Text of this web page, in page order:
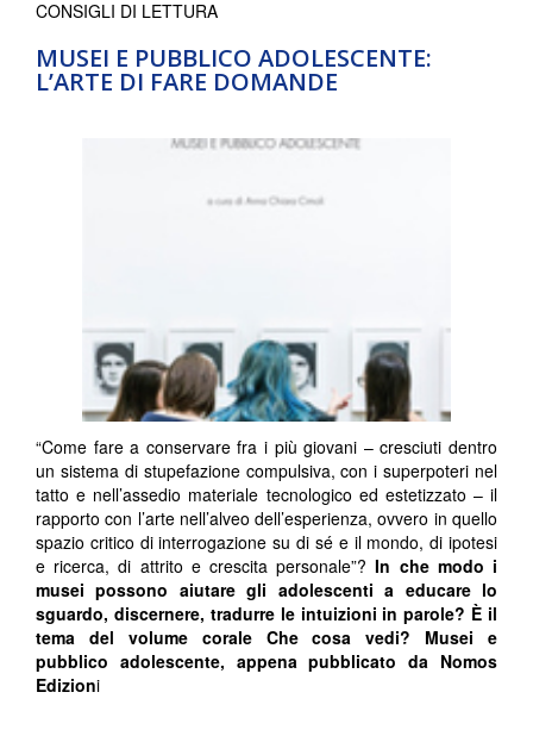
MUSEI E PUBBLICO ADOLESCENTE:
L’ARTE DI FARE DOMANDE
CONSIGLI DI LETTURA
“Come fare a conservare fra i più giovani – cresciuti dentro
un sistema di stupefazione compulsiva, con i superpoteri nel
tatto e nell’assedio materiale tecnologico ed estetizzato – il
rapporto con l’arte nell’alveo dell’esperienza, ovvero in quello
spazio critico di interrogazione su di sé e il mondo, di ipotesi
e ricerca, di attrito e crescita personale”?In che modo i
musei possono aiutare gli adolescenti a educare lo
sguardo, discernere, tradurre le intuizioni in parole? È il
tema del
volume corale Che cosa vedi? Musei e
pubblico adolescente, appena pubblicato da Nomos
Edizioni